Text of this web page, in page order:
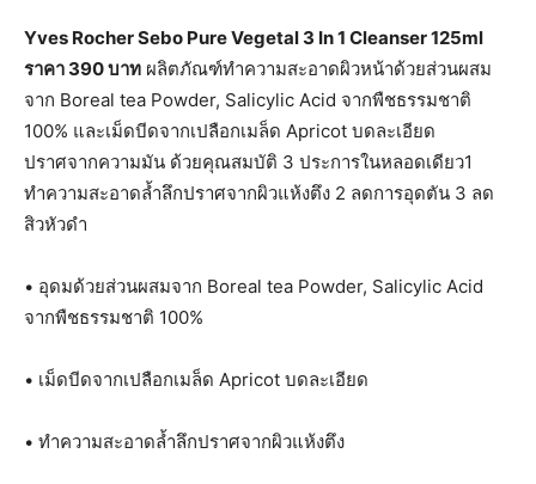
Yves Rocher Sebo Pure Vegetal 3 In 1 Cleanser 125ml
ราคา 390 บาท ผลิตภัณฑ์ทำความสะอาดผิวหน้าด้วยส่วนผสม
จาก Boreal tea Powder, Salicylic Acid จากพืชธรรมชาติ
100% และเม็ดบีดจากเปลือกเมล็ด Apricot บดละเอียด
ปราศจากความมัน ด้วยคุณสมบัติ 3 ประการในหลอดเดียว1
ทำความสะอาดล้ำลึกปราศจากผิวแห้งตึง 2 ลดการอุดตัน 3 ลด
สิวหัวดำ
• อุดมด้วยส่วนผสมจาก Boreal tea Powder, Salicylic Acid
จากพืชธรรมชาติ 100%
• เม็ดบีดจากเปลือกเมล็ด Apricot บดละเอียด
• ทำความสะอาดล้ำลึกปราศจากผิวแห้งตึง